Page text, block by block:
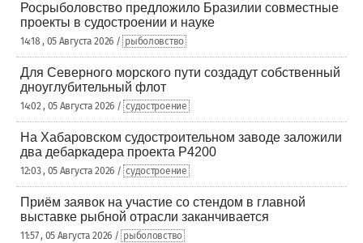
Росрыболовство предложило Бразилии совместные
проекты в судостроении и науке
14:18 , 05 Августа 2026 / рыболовство
Для Северного морского пути создадут собственный
дноуглубительный флот
14:02 , 05 Августа 2026 / судостроение
На Хабаровском судостроительном заводе заложили
два дебаркадера проекта Р4200
12:03 , 05 Августа 2026 / судостроение
Приём заявок на участие со стендом в главной
выставке рыбной отрасли заканчивается
11:57 , 05 Августа 2026 / рыболовство